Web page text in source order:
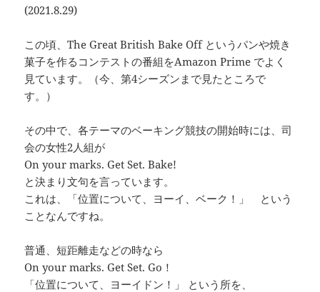
(2021.8.29)
この頃、The Great British Bake Off というパンや焼き
菓子を作るコンテストの番組をAmazon Prime でよく
見ています。（今、第4シーズンまで見たところで
す。）
その中で、各テーマのベーキング競技の開始時には、司
会の女性2人組が
On your marks. Get Set. Bake!
と決まり文句を言っています。
これは、「位置について、ヨーイ、ベーク！」 という
ことなんですね。
普通、短距離走などの時なら
On your marks. Get Set. Go！
「位置について、ヨーイドン！」 という所を、